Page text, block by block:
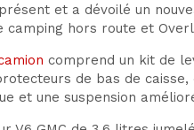
et a dévoilé un
camping hors route et
comprend un kit de
de bas de
et une suspension